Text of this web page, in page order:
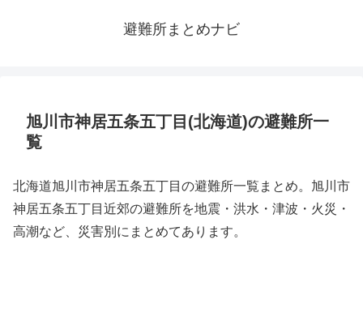
避難所まとめナビ
旭川市神居五条五丁目(北海道)の避難所一
覧
北海道旭川市神居五条五丁目の避難所一覧まとめ。旭川市
神居五条五丁目近郊の避難所を地震・洪水・津波・火災・
高潮など、災害別にまとめてあります。